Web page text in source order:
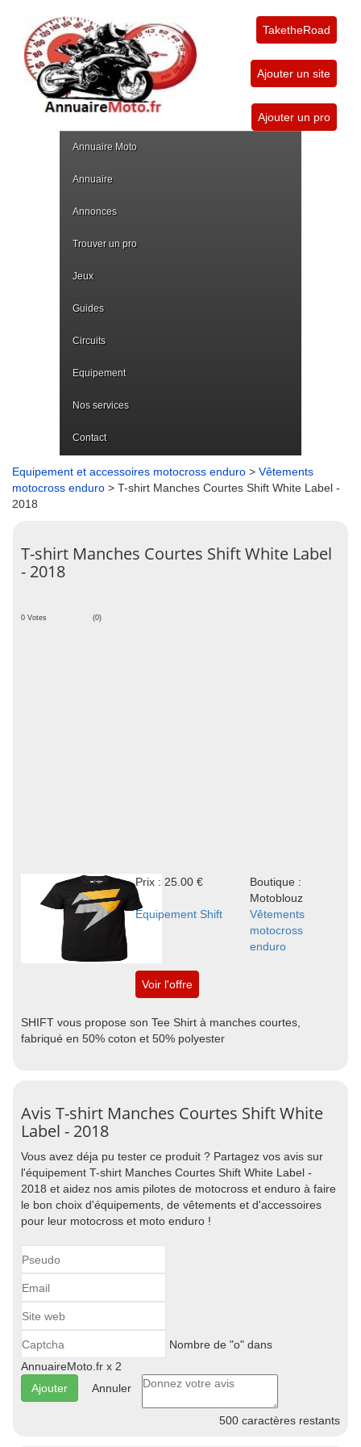
TaketheRoad
Ajouter un site
Ajouter un pro
Annuaire Moto
Annuaire
Annonces
Trouver un pro
Jeux
Guides
Circuits
Equipement
Nos services
Contact
Equipement et accessoires motocross enduro > Vêtements
motocross enduro > T-shirt Manches Courtes Shift White Label -
2018
T-shirt Manches Courtes Shift White Label
- 2018
0 Votes (0)
Prix : 25.00 €
Boutique :
Motoblouz
Equipement Shift
Vêtements
motocross
enduro
Voir l'offre
SHIFT vous propose son Tee Shirt à manches courtes,
fabriqué en 50% coton et 50% polyester
Avis T-shirt Manches Courtes Shift White
Label - 2018
Vous avez déja pu tester ce produit ? Partagez vos avis sur
l'équipement T-shirt Manches Courtes Shift White Label -
2018 et aidez nos amis pilotes de motocross et enduro à faire
le bon choix d'équipements, de vêtements et d'accessoires
pour leur motocross et moto enduro !
Nombre de "o" dans
AnnuaireMoto.fr x 2
Annuler
500 caractères restants